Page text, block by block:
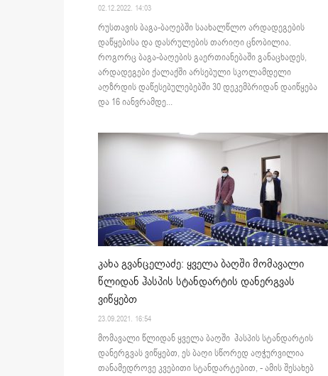
02.12.2022. 14:03
რუსთავის ბაგა-ბაღებში საახალწლო არდადეგების
დაწყებისა და დასრულების თარიღი ცნობილია.
როგორც ბაგა-ბაღების გაერთიანებაში განაცხადეს,
არდადეგები ქალაქში არსებული სკოლამდელი
აღზრდის დაწესებულებებში 30 დეკემბრიდან დაიწყება
და 16 იანვრამდე...
კახა გვანცელაძე: ყველა ბაღში მომავალი
წლიდან ჰასპის სტანდარტის დანერგვას
ვიწყებთ
23.09.2021. 16:54
მომავალი წლიდან ყველა ბაღში ჰასპის სტანდარტის
დანერგვას ვიწყებთ, ეს ბაღი სწორედ აღჭურვილია
თანამედროვე კვებითი სტანდარტებით, - ამის შესახებ